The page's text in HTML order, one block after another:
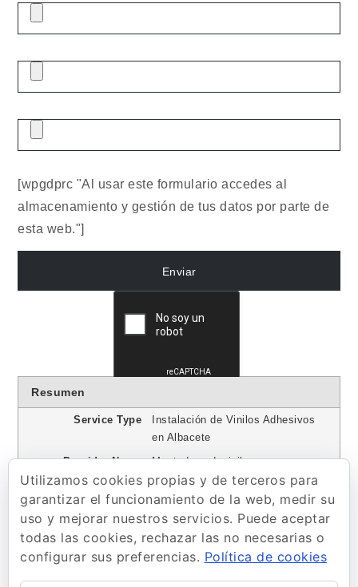
[wpgdprc "Al usar este formulario accedes al
almacenamiento y gestión de tus datos por parte de
esta web."]
Resumen
Service Type
Instalación de Vinilos Adhesivos
en Albacete
Provider Name
Montadoresdevinilo.com,
Telephone No.600796436
Area
Albacete
Descripción
Contamos con los mejores
instaladores de vinilo en Albacete
para cualquier tipo de trabajo
Utilizamos cookies propias y de terceros para
garantizar el funcionamiento de la web, medir su
uso y mejorar nuestros servicios. Puede aceptar
todas las cookies, rechazar las no necesarias o
configurar sus preferencias. Política de cookies